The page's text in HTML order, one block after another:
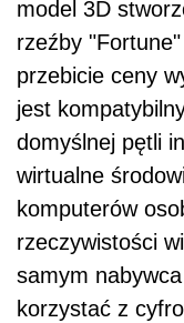
model 3D
rzeźby
przebicie ceny
jest
domyślnej pętli
wirtualne
komputerów
rzeczywistości
samym nabywca
korzystać z